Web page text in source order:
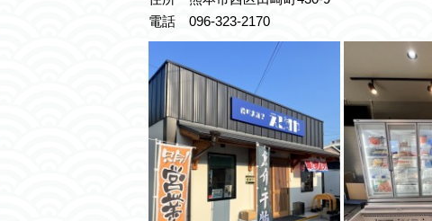
電話 096-323-2170